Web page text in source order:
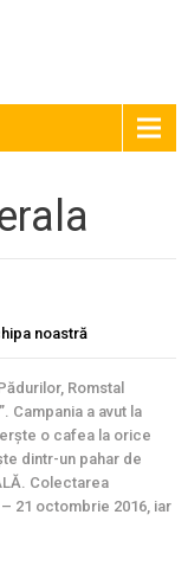
noastră
Romstal
Campania a avut la
o cafea la orice
dintr-un pahar de
Colectarea
21 octombrie 2016, iar